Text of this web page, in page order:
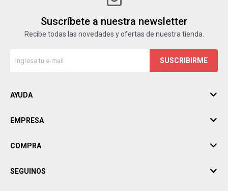
Suscríbete a nuestra newsletter
Recibe todas las novedades y ofertas de nuestra tienda.
SUSCRIBIRME
AYUDA
EMPRESA
COMPRA
SEGUINOS